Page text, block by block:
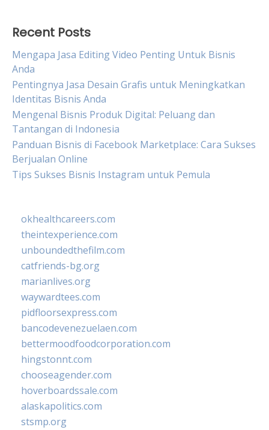
Recent Posts
Mengapa Jasa Editing Video Penting Untuk Bisnis
Anda
Pentingnya Jasa Desain Grafis untuk Meningkatkan
Identitas Bisnis Anda
Mengenal Bisnis Produk Digital: Peluang dan
Tantangan di Indonesia
Panduan Bisnis di Facebook Marketplace: Cara Sukses
Berjualan Online
Tips Sukses Bisnis Instagram untuk Pemula
okhealthcareers.com
theintexperience.com
unboundedthefilm.com
catfriends-bg.org
marianlives.org
waywardtees.com
pidfloorsexpress.com
bancodevenezuelaen.com
bettermoodfoodcorporation.com
hingstonnt.com
chooseagender.com
hoverboardssale.com
alaskapolitics.com
stsmp.org